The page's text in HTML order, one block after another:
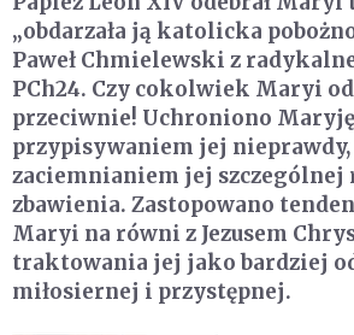
„obdarzała ją katolicka
Paweł Chmielewski z
PCh24. Czy cokolwiek Maryi
przeciwnie! Uchroniono
przypisywaniem jej nieprawdy,
zaciemnianiem jej
zbawienia. Zastopowano
Maryi na równi z Jezusem
traktowania jej jako bardziej
miłosiernej i przystępnej.